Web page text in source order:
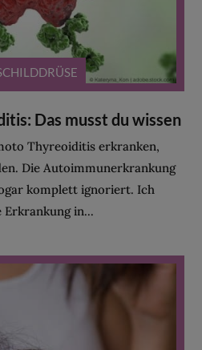
Das musst du wissen
Thyreoiditis erkranken,
Die Autoimmunerkrankung
komplett ignoriert. Ich
Erkrankung in...